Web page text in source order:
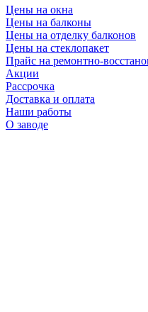
Цены на окна
Цены на балконы
Цены на отделку балконов
Цены на стеклопакет
Прайс на ремонтно-
Акции
Рассрочка
Доставка и оплата
Наши работы
О заводе